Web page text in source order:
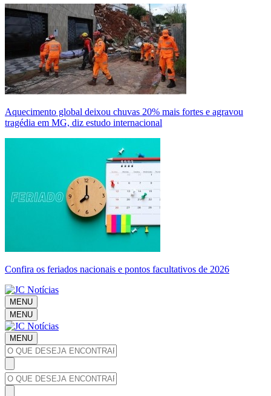
Aquecimento global deixou chuvas 20% mais fortes e agravou
tragédia em MG, diz estudo internacional
Confira os feriados nacionais e pontos facultativos de 2026
MENU
MENU
MENU